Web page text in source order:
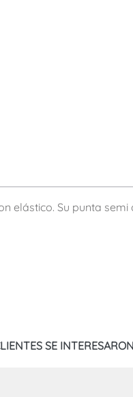
elástico. Su punta
SE